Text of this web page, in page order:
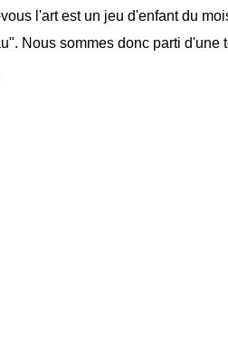
l'art est un jeu d'enfant du
Nous sommes donc parti